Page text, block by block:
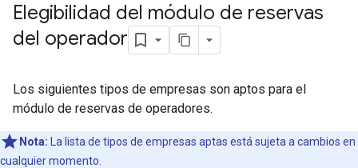
Elegibilidad del módulo de reservas
del operador
Los siguientes tipos de empresas son aptos para el
módulo de reservas de operadores.
Nota: La lista de tipos de empresas aptas está sujeta a cambios en
cualquier momento.